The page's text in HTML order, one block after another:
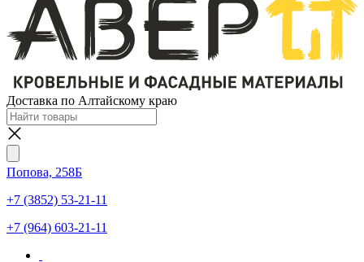
Доставка по Алтайскому краю
Попова, 258Б
+7 (3852) 53-21-11
+7 (964) 603-21-11